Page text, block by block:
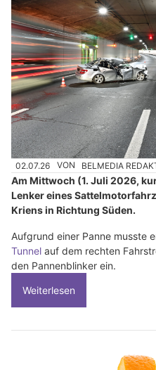
02.07.26 VON BELMEDIA
Am Mittwoch (1. Juli 2026,
Lenker eines
Kriens in Richtung Süden.
Aufgrund einer Panne musste
Tunnel auf dem rechten
den Pannenblinker ein.
Weiterlesen